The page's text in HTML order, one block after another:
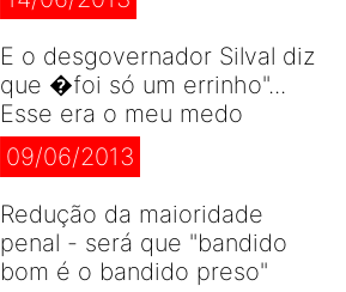
E o desgovernador Silval diz
que �foi só um errinho"...
Esse era o meu medo
09/06/2013
Redução da maioridade
penal - será que "bandido
bom é o bandido preso"